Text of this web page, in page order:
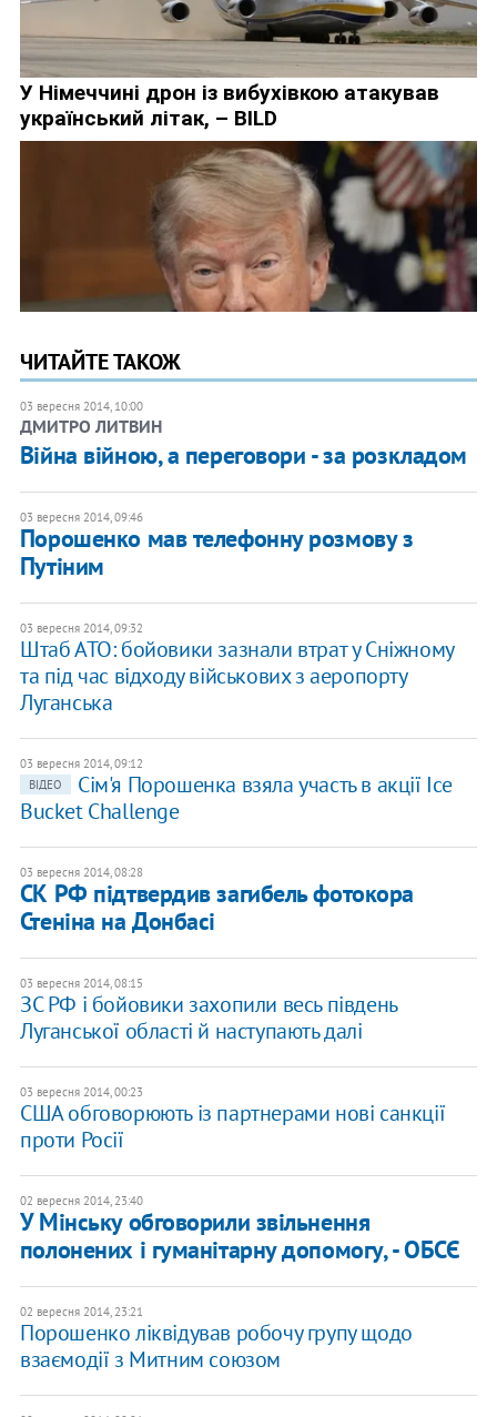
ЧИТАЙТЕ ТАКОЖ
03 вересня 2014, 10:00
ДМИТРО ЛИТВИН
Війна війною, а переговори - за розкладом
03 вересня 2014, 09:46
Порошенко мав телефонну розмову з
Путіним
03 вересня 2014, 09:32
Штаб АТО: бойовики зазнали втрат у Сніжному
та під час відходу військових з аеропорту
Луганська
03 вересня 2014, 09:12
ВІДЕО
Сім'я Порошенка взяла участь в акції Ice
Bucket Challenge
03 вересня 2014, 08:28
СК РФ підтвердив загибель фотокора
Стеніна на Донбасі
03 вересня 2014, 08:15
ЗС РФ і бойовики захопили весь південь
Луганської області й наступають далі
03 вересня 2014, 00:23
США обговорюють із партнерами нові санкції
проти Росії
02 вересня 2014, 23:40
У Мінську обговорили звільнення
полонених і гуманітарну допомогу, - ОБСЄ
02 вересня 2014, 23:21
Порошенко ліквідував робочу групу щодо
взаємодії з Митним союзом